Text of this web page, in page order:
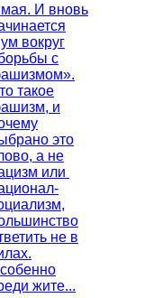
И вновь
вокруг
с
такое
и
это
а не
или
не в
жите...